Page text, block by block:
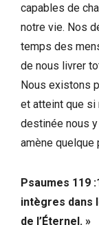
capables de
notre vie. Nos
temps des
de nous livrer
Nous existons
et atteint que si
destinée nous
amène quelque
Psaumes 119
intègres dans
de l’Éternel. »